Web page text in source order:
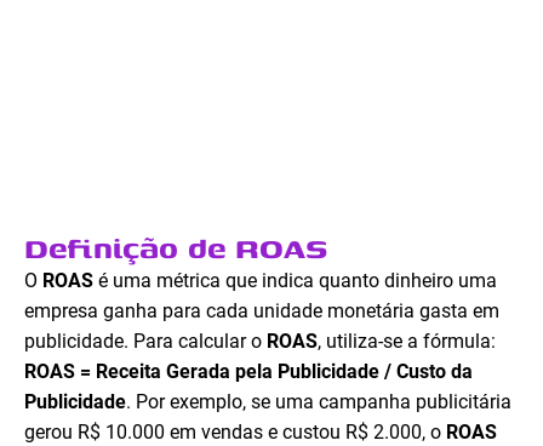
Definição de ROAS
O ROAS é uma métrica que indica quanto dinheiro uma
empresa ganha para cada unidade monetária gasta em
publicidade. Para calcular o ROAS, utiliza-se a fórmula:
ROAS = Receita Gerada pela Publicidade / Custo da
Publicidade. Por exemplo, se uma campanha publicitária
gerou R$ 10.000 em vendas e custou R$ 2.000, o ROAS